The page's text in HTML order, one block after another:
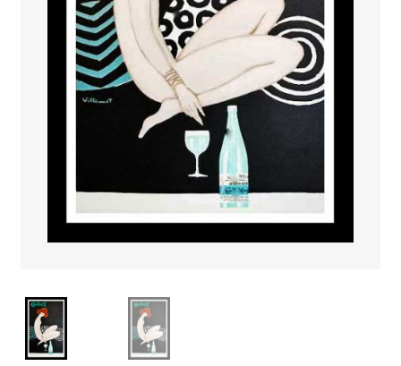
PAYS ETRANGER
THEATRE – EXPOSITION